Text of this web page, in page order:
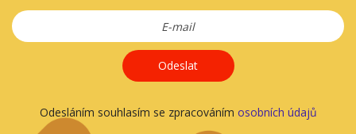
Odeslat
Odesláním souhlasím se zpracováním osobních údajů